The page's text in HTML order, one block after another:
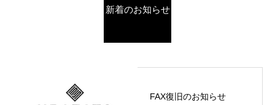
新着のお知らせ
FAX復旧のお知らせ